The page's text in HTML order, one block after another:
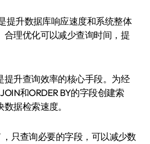
合理优化可以减少查询时间，提
提升查询效率的核心手段。为经
和ORDER BY的字段创建索
据检索速度。
，只查询必要的字段，可以减少数